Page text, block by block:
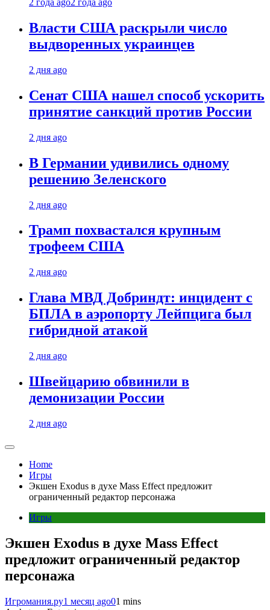
2 года ago2 года ago
Власти США раскрыли число
выдворенных украинцев
2 дня ago
Сенат США нашел способ ускорить
принятие санкций против России
2 дня ago
В Германии удивились одному
решению Зеленского
2 дня ago
Трамп похвастался крупным
трофеем США
2 дня ago
Глава МВД Добриндт: инцидент с
БПЛА в аэропорту Лейпцига был
гибридной атакой
2 дня ago
Швейцарию обвинили в
демонизации России
2 дня ago
Home
Игры
Экшен Exodus в духе Mass Effect предложит
ограниченный редактор персонажа
Игры
Экшен Exodus в духе Mass Effect
предложит ограниченный редактор
персонажа
Игромания.ру1 месяц ago01 mins